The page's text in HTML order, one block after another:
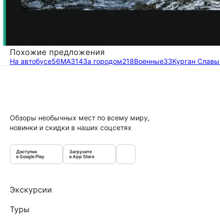
Похожие предложения
На автобусе56МАЗ14За городом218Военные33Курган Славы
Обзоры необычных мест по всему миру,
новинки и скидки в наших соцсетях
Доступно
в Google Play
Загрузите
в App Store
Экскурсии
Туры